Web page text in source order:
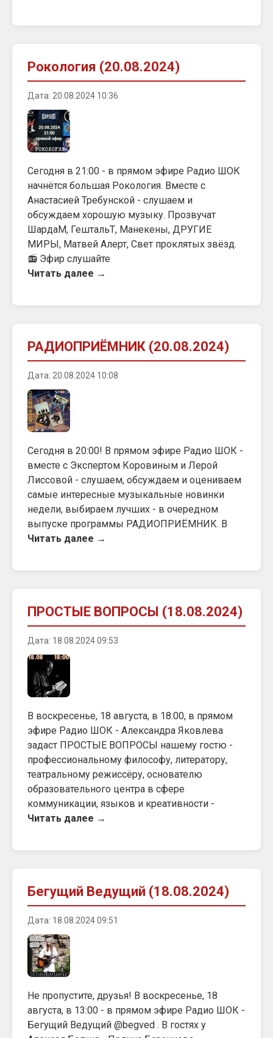
Рокология (20.08.2024)
Дата: 20.08.2024 10:36
Сегодня в 21:00 - в прямом эфире Радио ШОК
начнётся большая Рокология. Вместе с
Анастасией Требунской - слушаем и
обсуждаем хорошую музыку. Прозвучат
ШардаМ, ГештальТ, Манекены, ДРУГИЕ
МИРЫ, Матвей Алерт, Свет проклятых звёзд.
📻 Эфир слушайте
Читать далее →
РАДИОПРИЁМНИК (20.08.2024)
Дата: 20.08.2024 10:08
Сегодня в 20:00! В прямом эфире Радио ШОК -
вместе с Экспертом Коровиным и Лерой
Лиссовой - слушаем, обсуждаем и оцениваем
самые интересные музыкальные новинки
недели, выбираем лучших - в очередном
выпуске программы РАДИОПРИЁМНИК. В
Читать далее →
ПРОСТЫЕ ВОПРОСЫ (18.08.2024)
Дата: 18.08.2024 09:53
В воскресенье, 18 августа, в 18:00, в прямом
эфире Радио ШОК - Александра Яковлева
задаст ПРОСТЫЕ ВОПРОСЫ нашему гостю -
профессиональному философу, литератору,
театральному режиссёру, основателю
образовательного центра в сфере
коммуникации, языков и креативности -
Читать далее →
Бегущий Ведущий (18.08.2024)
Дата: 18.08.2024 09:51
Не пропустите, друзья! В воскресенье, 18
августа, в 13:00 - в прямом эфире Радио ШОК -
Бегущий Ведущий @begved . В гостях у